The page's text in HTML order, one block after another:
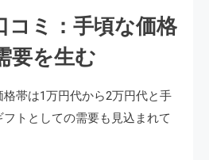
コミ：手頃な価格
要を生む
帯は1万円代から2万円代と手
トとしての需要も見込まれて